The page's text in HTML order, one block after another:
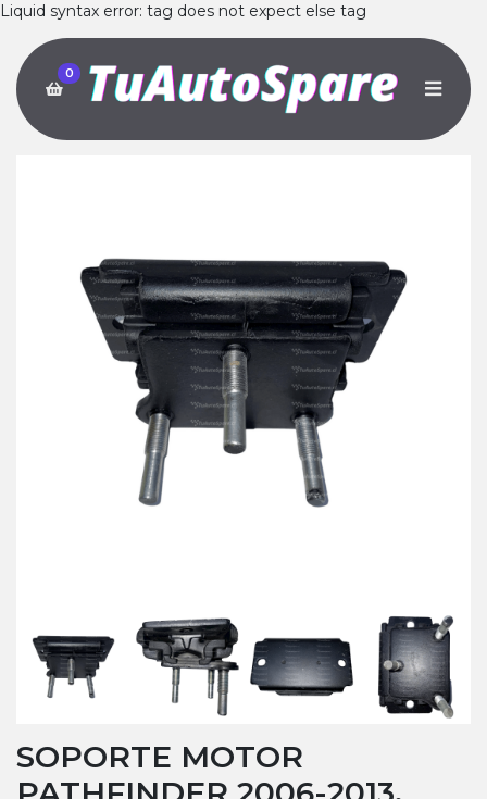
Liquid syntax error: tag does not expect else tag
0
SOPORTE MOTOR